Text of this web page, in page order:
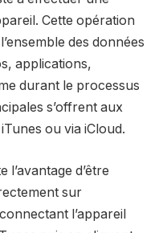
Cette opération
des données
applications,
durant le processus
s’offrent aux
ou via iCloud.
l’avantage d’être
sur
l’appareil